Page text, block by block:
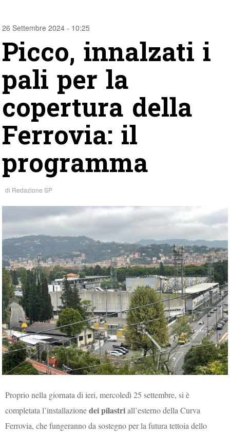
26 Settembre 2024 - 10:25
Picco, innalzati i
pali per la
copertura della
Ferrovia: il
programma
di Redazione SP
Proprio nella giornata di ieri, mercoledì 25 settembre, si è
completata l’installazionedei pilastriall’esterno della Curva
Ferrovia, che fungeranno da sostegno per la futura tettoia dello